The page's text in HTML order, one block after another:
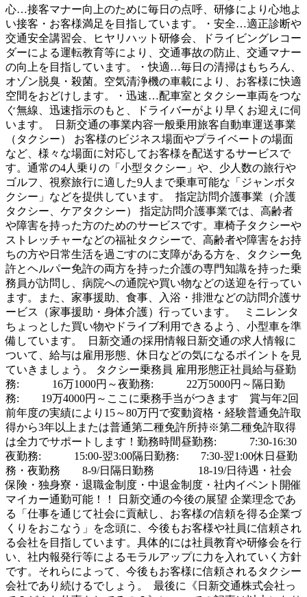
心…接客マナー向上のために毎日の点呼、研修により心地よ
い接客・お客様満足を目指しています。・安全…適正診断や
交通安全講習会、ヒヤリハット研修会、ドライビングレコー
ダーによる運転教育等により、交通事故の防止、交通マナー
の向上を目指しています。・快適…毎日の清掃はもちろん、
オゾン脱臭・殺菌。空気清浄機の車載により、お客様に快適
空間をおどけします。・迅速…配車室とタクシー車両をつな
ぐ無線、迅速指示のもと、ドライバーがより早くお迎えに伺
います。 日新交通の事業内容一般乗用旅客自動車運送事業
（タクシー） お客様のビジネス場面やプライベートの場面
など、様々な場面に対応してお客様を配送するサービスで
す。通常の4人乗りの「小型タクシー」や、少人数の旅行や
ゴルフ、視察旅行に適した9人まで乗車可能な「ジャンボタ
クシー」などを提供しています。 指定訪問介護事業（介護
タクシー、ケアタクシー） 指定訪問介護事業では、高齢者
や障害を持った方のためのサービスです。車椅子タクシーや
ストレッチャーなどの福祉タクシーで、高齢者や障害をお持
ちの方や日常生活を過ごすのに支障がある方を、タクシー免
許とヘルパー免許の両方を持った介護の専門知識を持った乗
務員が訪問し、病院への通院や買い物などの送迎を行ってい
ます。また、家事援助、食事、入浴・排泄などの訪問介護サ
ービス（家事援助・身体介護）行っています。 ミニレンタ
ちょっとした買い物やドライブ利用できるよう、小型車を準
備しています。 日新交通の採用情報日新交通の求人情報に
ついて、給与は雇用形態、休日などの気になるポイントを見
ていきましょう。 タクシー乗務員 雇用形態正社員給与昼勤
務: 16万1000円～夜勤務: 22万5000円～隔日勤
務: 19万4000円～ここに乗務手当がつきます 賞与年2回
前年度の実績により15～80万円で変動資格・経験普通免許取
得から3年以上または普通第二種免許所持※第二種免許取得
は全力でサポートします！勤務時間昼勤務: 7:30-16:30
夜勤務: 15:00-翌3:00隔日勤務: 7:30-翌1:00休日昼勤
務・夜勤務 8-9/日隔日勤務 18-19/日待遇・社会
保険・独身寮・退職金制度・中退金制度・社内イベント開催
マイカー通勤可能！！ 日新交通の今後の展望 企業理念であ
る「仕事を通じて社会に貢献し、お客様の信頼を得る企業づ
くりをおこなう」を念頭に、今後もお客様や社員に信頼され
る会社を目指しています。具体的には社員教育や研修会を行
い、社内報発行等によるモラルアップに力を入れていく方針
です。それらによって、今後もお客様に信頼されるタクシー
会社であり続けるでしょう。 最後に《日新交通株式会社っ